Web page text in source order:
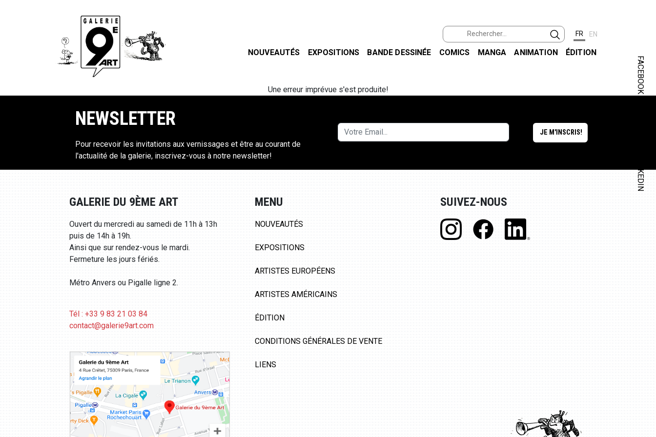
FR EN
NOUVEAUTÉS EXPOSITIONS BANDE DESSINÉE COMICS MANGA ANIMATION ÉDITION
FACEBOOK
LINKEDIN
Une erreur imprévue s'est produite!
NEWSLETTER
Pour recevoir les invitations aux vernissages et être au courant de
l'actualité de la galerie, inscrivez-vous à notre newsletter!
GALERIE DU 9ÈME ART
Ouvert du mercredi au samedi de 11h à 13h
puis de 14h à 19h.
Ainsi que sur rendez-vous le mardi.
Fermeture les jours fériés.
Métro Anvers ou Pigalle ligne 2.
Tél : +33 9 83 21 03 84
contact@galerie9art.com
MENU
NOUVEAUTÉS
EXPOSITIONS
ARTISTES EUROPÉENS
ARTISTES AMÉRICAINS
ÉDITION
CONDITIONS GÉNÉRALES DE VENTE
LIENS
SUIVEZ-NOUS